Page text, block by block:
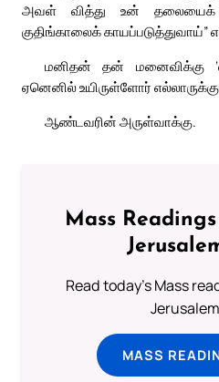
அவள் வித்து உன் தலையைக்
குதிங்காலைக் காயப்படுத்துவாய்”
மனிதன் தன் மனைவிக்கு
ஏனெனில் உயிருள்ளோர்
ஆண்டவரின் அருள்வாக்கு.
Mass
Read today's Mass
MASS